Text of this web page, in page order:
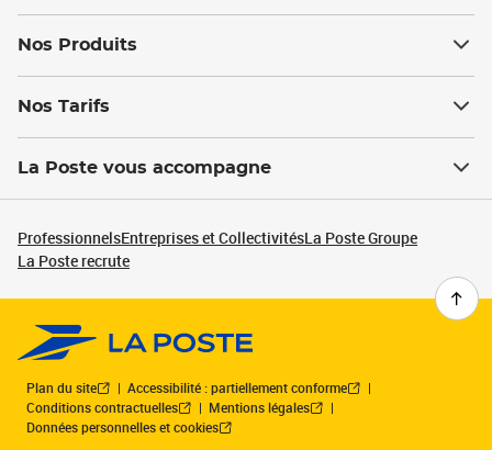
Nos Produits
Nos Tarifs
La Poste vous accompagne
ProfessionnelsEntreprises et CollectivitésLa Poste Groupe
La Poste recrute
Plan du site
Accessibilité : partiellement conforme
Conditions contractuelles
Mentions légales
Données personnelles et cookies